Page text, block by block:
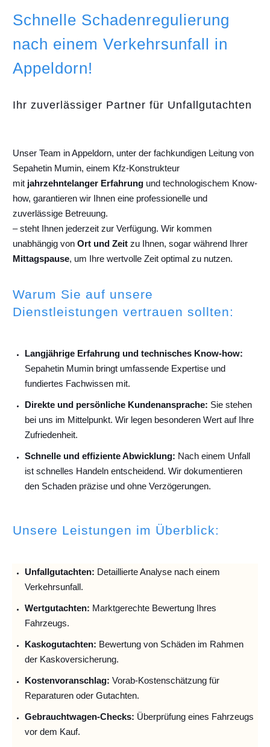
Schnelle Schadenregulierung
nach einem Verkehrsunfall in
Appeldorn!
Ihr zuverlässiger Partner für Unfallgutachten
Unser Team in Appeldorn, unter der fachkundigen Leitung von
Sepahetin Mumin, einem Kfz-Konstrukteur
mit jahrzehntelanger Erfahrung und technologischem Know-
how, garantieren wir Ihnen eine professionelle und
zuverlässige Betreuung.
– steht Ihnen jederzeit zur Verfügung. Wir kommen
unabhängig von Ort und Zeit zu Ihnen, sogar während Ihrer
Mittagspause, um Ihre wertvolle Zeit optimal zu nutzen.
Warum Sie auf unsere
Dienstleistungen vertrauen sollten:
Langjährige Erfahrung und technisches Know-how:
Sepahetin Mumin bringt umfassende Expertise und
fundiertes Fachwissen mit.
Direkte und persönliche Kundenansprache: Sie stehen
bei uns im Mittelpunkt. Wir legen besonderen Wert auf Ihre
Zufriedenheit.
Schnelle und effiziente Abwicklung: Nach einem Unfall
ist schnelles Handeln entscheidend. Wir dokumentieren
den Schaden präzise und ohne Verzögerungen.
Unsere Leistungen im Überblick:
Unfallgutachten: Detaillierte Analyse nach einem
Verkehrsunfall.
Wertgutachten: Marktgerechte Bewertung Ihres
Fahrzeugs.
Kaskogutachten: Bewertung von Schäden im Rahmen
der Kaskoversicherung.
Kostenvoranschlag: Vorab-Kostenschätzung für
Reparaturen oder Gutachten.
Gebrauchtwagen-Checks: Überprüfung eines Fahrzeugs
vor dem Kauf.